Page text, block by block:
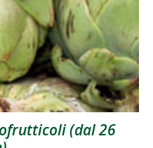
(dal 26